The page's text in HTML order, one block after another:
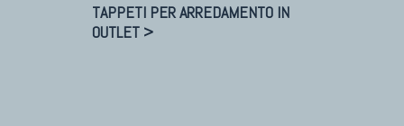
TAPPETI PER ARREDAMENTO IN
OUTLET >